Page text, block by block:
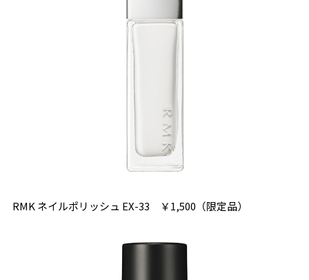
RMK ネイルポリッシュ EX-33 ￥1,500（限定品）